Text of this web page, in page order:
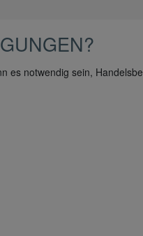
es notwendig sein,